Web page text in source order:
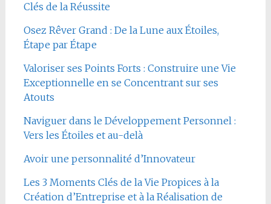
Clés de la Réussite
Osez Rêver Grand : De la Lune aux Étoiles,
Étape par Étape
Valoriser ses Points Forts : Construire une Vie
Exceptionnelle en se Concentrant sur ses
Atouts
Naviguer dans le Développement Personnel :
Vers les Étoiles et au-delà
Avoir une personnalité d’Innovateur
Les 3 Moments Clés de la Vie Propices à la
Création d’Entreprise et à la Réalisation de